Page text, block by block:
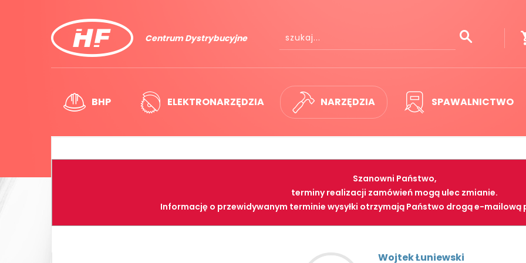
Centrum Dystrybucyjne
BHP ELEKTRONARZĘDZIA NARZĘDZIA SPAWALNICTWO
Szanowni Państwo,
terminy realizacji zamówień mogą ulec zmianie.
Informację o przewidywanym terminie wysyłki otrzymają Państwo drogą e-mailową
Wojtek Łuniewski